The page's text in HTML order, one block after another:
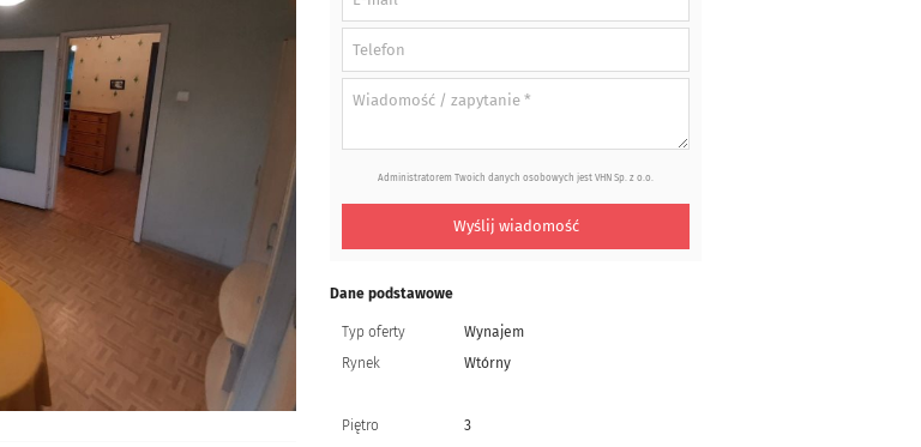
Administratorem Twoich danych osobowych jest VHN Sp. z o.o.
Wyślij wiadomość
Dane podstawowe
Typ oferty
Wynajem
Rynek
Wtórny
Piętro
3